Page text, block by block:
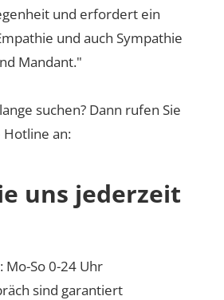
und erfordert ein
und auch Sympathie
Mandant."
suchen? Dann rufen Sie
an:
uns jederzeit
Mo-So 0-24 Uhr
sind garantiert